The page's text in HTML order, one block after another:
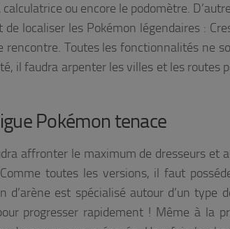
ou encore le podomètre.
localiser les Pokémon légendaires :
rencontre. Toutes les fonctionnalités ne
il faudra arpenter les villes et les routes
Pokémon tenace
affronter le maximum de dresseurs et
toutes les versions, il faut
est spécialisé autour d’un type
progresser rapidement ! Même à la